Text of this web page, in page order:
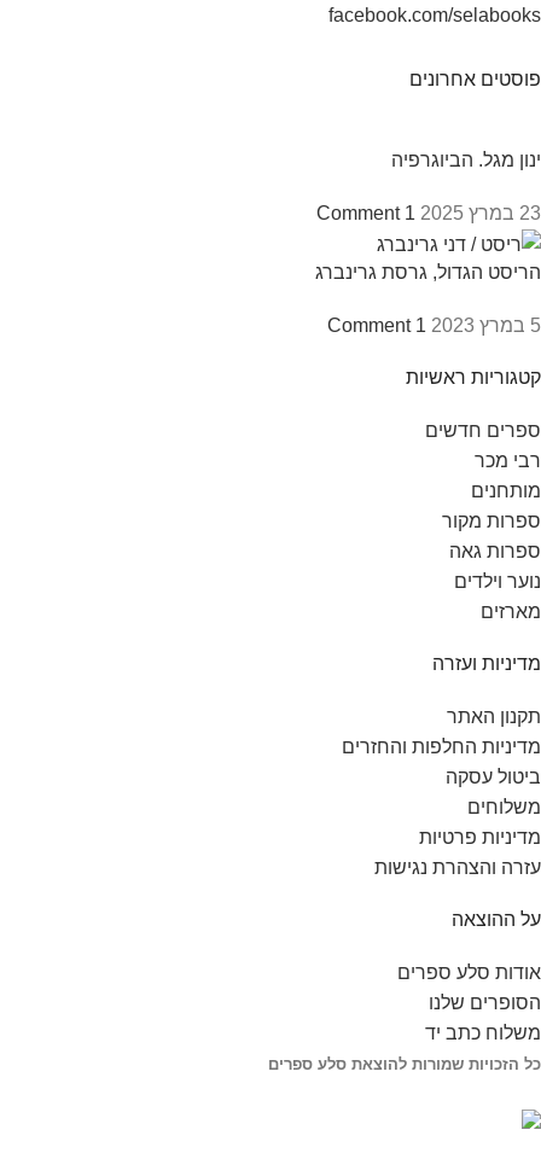
facebook.com/selabooks
פוסטים אחרונים
ינון מגל. הביוגרפיה
23 במרץ 2025 1 Comment
הריסט הגדול, גרסת גרינברג
5 במרץ 2023 1 Comment
קטגוריות ראשיות
ספרים חדשים
רבי מכר
מותחנים
ספרות מקור
ספרות גאה
נוער וילדים
מארזים
מדיניות ועזרה
תקנון האתר
מדיניות החלפות והחזרים
ביטול עסקה
משלוחים
מדיניות פרטיות
עזרה והצהרת נגישות
על ההוצאה
אודות סלע ספרים
הסופרים שלנו
משלוח כתב יד
כל הזכויות שמורות להוצאת סלע ספרים